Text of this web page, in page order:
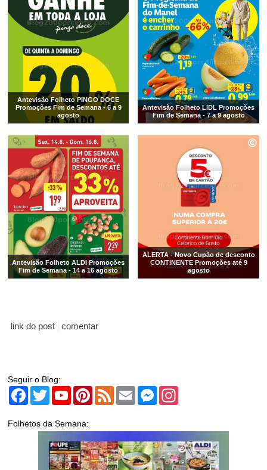
Antevisão Folheto PINGO DOCE
Promoções Fim de Semana - 6 a 9
agosto
Antevisão Folheto LIDL Promoções
Fim de Semana - 7 a 9 agosto
Antevisão Folheto ALDI Promoções
Fim de Semana - 14 a 16 agosto
ALERTA - Novo Cupão de desconto
CONTINENTE Promoções até 9
agosto
link do post comentar
Seguir o Blog:
Facebook
TwitterYouTubePinterest
Feed Email Messenger
Folhetos da Semana: